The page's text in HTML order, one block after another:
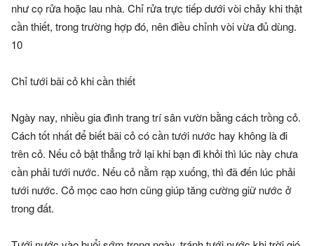
như cọ rửa hoặc lau nhà. Chỉ rửa trực tiếp dưới vòi chảy khi thật
cần thiết, trong trường hợp đó, nên điều chỉnh vòi vừa đủ dùng.
10
Chỉ tưới bãi cỏ khi cần thiết
Ngày nay, nhiều gia đình trang trí sân vườn bằng cách trồng cỏ.
Cách tốt nhất để biết bãi cỏ có cần tưới nước hay không là đi
trên cỏ. Nếu cỏ bật thẳng trở lại khi bạn đi khỏi thì lúc này chưa
cần phải tưới nước. Nếu cỏ nằm rạp xuống, thì đã đến lúc phải
tưới nước. Cỏ mọc cao hơn cũng giúp tăng cường giữ nước ở
trong đất.